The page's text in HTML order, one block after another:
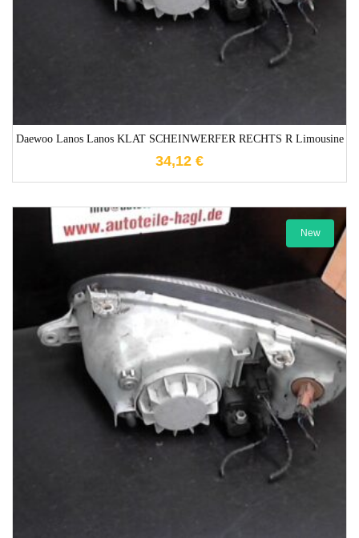
Daewoo Lanos Lanos KLAT SCHEINWERFER RECHTS R Limousine
34,12 €
New
1-3 Werktage